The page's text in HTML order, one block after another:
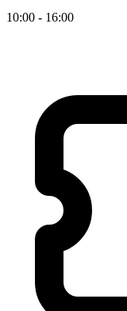
10:00 - 16:00